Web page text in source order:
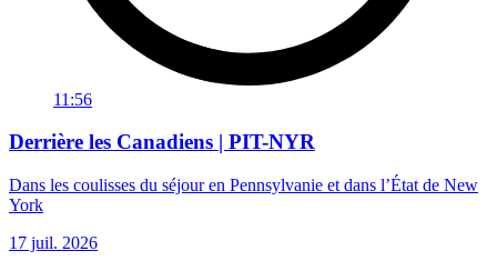
11:56
Derrière les Canadiens | PIT-NYR
Dans les coulisses du séjour en Pennsylvanie et dans l’État de New
York
17 juil. 2026